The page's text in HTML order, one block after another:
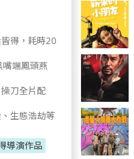
得，耗時20
端鳳頭燕
刀全片配
生態浩劫等
導演作品